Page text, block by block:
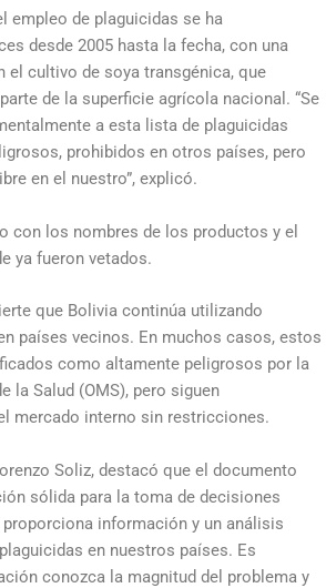
empleo de plaguicidas se ha
desde 2005 hasta la fecha, con una
el cultivo de soya transgénica, que
de la superficie agrícola nacional. “Se
a esta lista de plaguicidas
prohibidos en otros países, pero
en el nuestro”, explicó.
con los nombres de los productos y el
ya fueron vetados.
que Bolivia continúa utilizando
países vecinos. En muchos casos, estos
como altamente peligrosos por la
la Salud (OMS), pero siguen
mercado interno sin restricciones.
Soliz, destacó que el documento
sólida para la toma de decisiones
información y un análisis
en nuestros países. Es
conozca la magnitud del problema y